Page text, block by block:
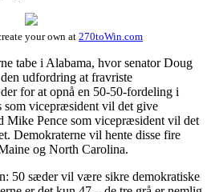
your own at 270toWin.com
tabe i Alabama, hvor senator Doug
udfordring at fravriste
for at opnå en 50-50-fordeling i
som vicepræsident vil det give
Mike Pence som vicepræsident vil det
Demokraterne vil hente disse fire
og North Carolina.
50 sæder vil være sikre demokratiske